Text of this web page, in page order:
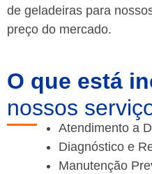
de geladeiras para
preço do mercado.
O que está
nossos
Atendimento a
Diagnóstico e
Manutenção